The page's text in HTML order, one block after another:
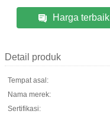
Harga terbaik
Detail produk
Tempat asal:
Nama merek:
Sertifikasi: